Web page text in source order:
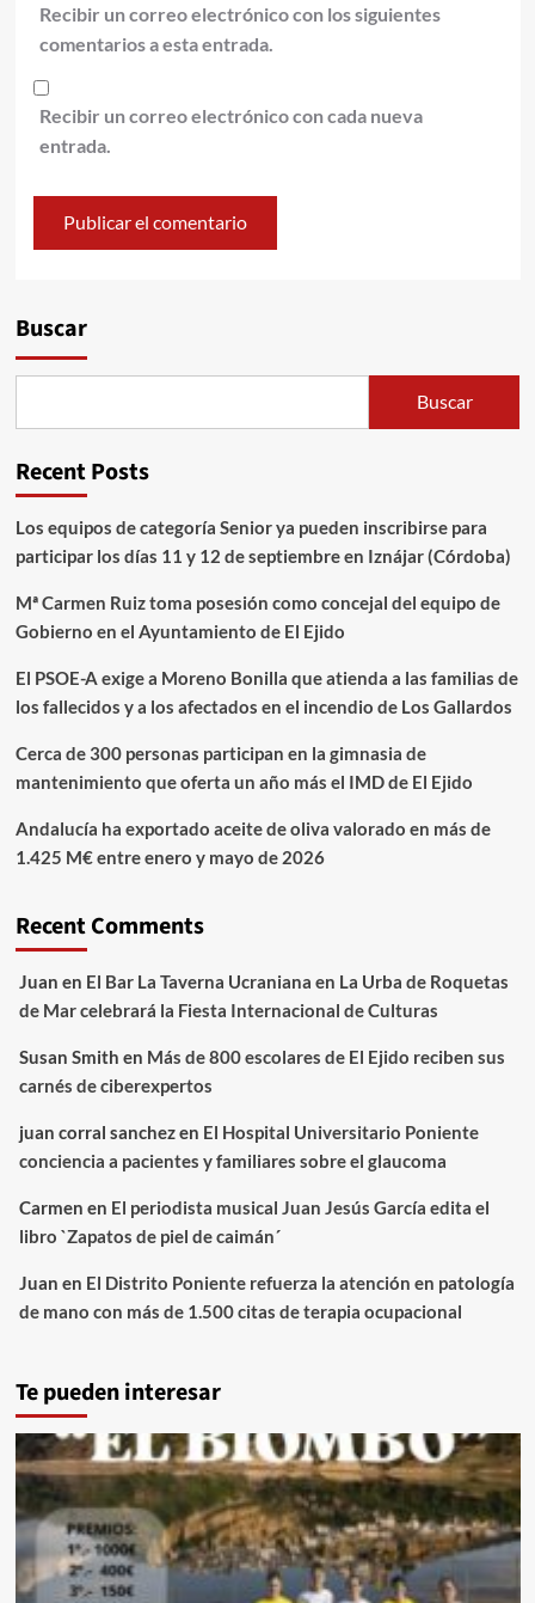
Recibir un correo electrónico con los siguientes
comentarios a esta entrada.
Recibir un correo electrónico con cada nueva
entrada.
Buscar
Buscar
Recent Posts
Los equipos de categoría Senior ya pueden inscribirse para
participar los días 11 y 12 de septiembre en Iznájar (Córdoba)
Mª Carmen Ruiz toma posesión como concejal del equipo de
Gobierno en el Ayuntamiento de El Ejido
El PSOE-A exige a Moreno Bonilla que atienda a las familias de
los fallecidos y a los afectados en el incendio de Los Gallardos
Cerca de 300 personas participan en la gimnasia de
mantenimiento que oferta un año más el IMD de El Ejido
Andalucía ha exportado aceite de oliva valorado en más de
1.425 M€ entre enero y mayo de 2026
Recent Comments
Juan en El Bar La Taverna Ucraniana en La Urba de Roquetas
de Mar celebrará la Fiesta Internacional de Culturas
Susan Smith en Más de 800 escolares de El Ejido reciben sus
carnés de ciberexpertos
juan corral sanchezen El Hospital Universitario Poniente
conciencia a pacientes y familiares sobre el glaucoma
Carmen en El periodista musical Juan Jesús García edita el
libro `Zapatos de piel de caimán´
Juan en El Distrito Poniente refuerza la atención en patología
de mano con más de 1.500 citas de terapia ocupacional
Te pueden interesar